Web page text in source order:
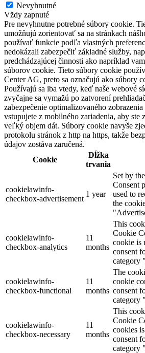
Nevyhnutné
Vždy zapnuté
Pre nevyhnutne potrebné súbory cookie.
umožňujú zorientovať sa na stránkach
používať funkcie podľa vlastných
nedokázali zabezpečiť základné služby,
predchádzajúcej činnosti ako napríklad
súborov cookie. Tieto súbory cookie
Center AG, preto sa označujú ako súbory
Používajú sa iba vtedy, keď naše webové
zvyčajne sa vymažú po zatvorení
zabezpečenie optimalizovaného
vstupujete z mobilného zariadenia, aby ste
veľký objem dát. Súbory cookie navyše
protokolu stránok z http na https, takže
údajov zostáva zaručená.
Cookie
Dĺžka
trvania
cookielawinfo-
checkbox-advertisement
1 year
Set by
Consent
used to
the
cookielawinfo-
checkbox-analytics
11
months
This
Cookie
cookie is
consent
category
cookielawinfo-
checkbox-functional
11
months
The
cookie
consent
category
cookielawinfo-
checkbox-necessary
11
months
This
Cookie
cookies
consent
category